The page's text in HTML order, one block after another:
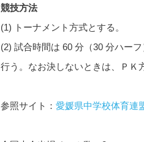
競技方法
(1) トーナメント方式とする。
(2) 試合時間は 60 分（30 分ハー
行う。なお決しないときは、ＰＫ
参照サイト： 愛媛県中学校体育連